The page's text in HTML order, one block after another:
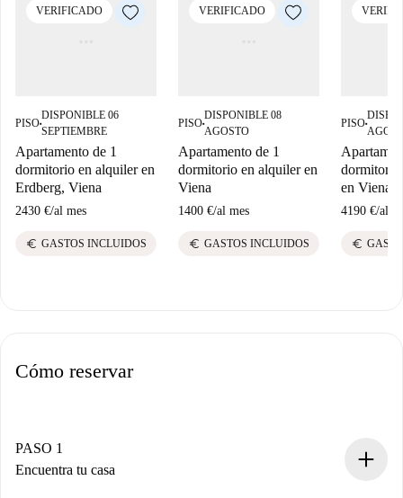
VERIFICADO
PISO■
DISPONIBLE 06
SEPTIEMBRE
Apartamento de 1
dormitorio en alquiler en
Erdberg, Viena
2430 €/al mes
euro GASTOS INCLUIDOS
VERIFICADO
PISO■
DISPONIBLE 08
AGOSTO
Apartamento de 1
dormitorio en alquiler en
Viena
1400 €/al mes
euro GASTOS INCLUIDOS
PISO■
en Viena
4190 €/al
euro
Cómo reservar
PASO 1
Encuentra tu casa